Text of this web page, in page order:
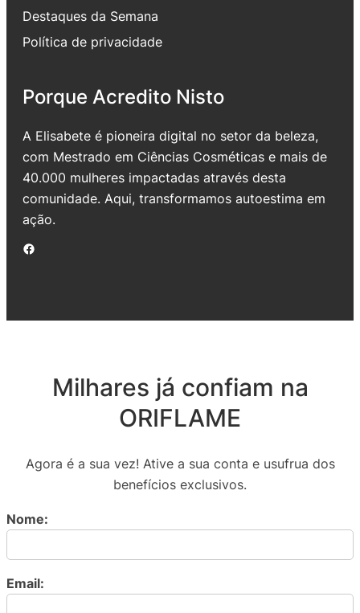
Destaques da Semana
Política de privacidade
Porque Acredito Nisto
A Elisabete é pioneira digital no setor da beleza,
com Mestrado em Ciências Cosméticas e mais de
40.000 mulheres impactadas através desta
comunidade. Aqui, transformamos autoestima em
ação.
Facebook
Milhares já confiam na
ORIFLAME
Agora é a sua vez! Ative a sua conta e usufrua dos
benefícios exclusivos.
Nome:
Email: